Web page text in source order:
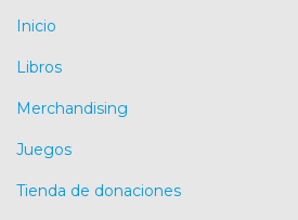
Inicio
Libros
Merchandising
Juegos
Tienda de donaciones